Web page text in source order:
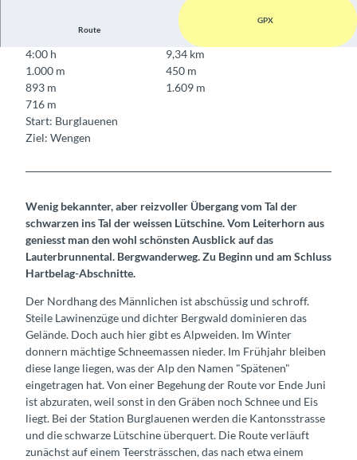
Route
GPX
4:00 h
9,34 km
1.000 m
450 m
893 m
1.609 m
716 m
Start: Burglauenen
Ziel: Wengen
Wenig bekannter, aber reizvoller Übergang vom Tal der
schwarzen ins Tal der weissen Lütschine. Vom Leiterhorn aus
geniesst man den wohl schönsten Ausblick auf das
Lauterbrunnental. Bergwanderweg. Zu Beginn und am Schluss
Hartbelag-Abschnitte.
Der Nordhang des Männlichen ist abschüssig und schroff.
Steile Lawinenzüge und dichter Bergwald dominieren das
Gelände. Doch auch hier gibt es Alpweiden. Im Winter
donnern mächtige Schneemassen nieder. Im Frühjahr bleiben
diese lange liegen, was der Alp den Namen "Spätenen"
eingetragen hat. Von einer Begehung der Route vor Ende Juni
ist abzuraten, weil sonst in den Gräben noch Schnee und Eis
liegt. Bei der Station Burglauenen werden die Kantonsstrasse
und die schwarze Lütschine überquert. Die Route verläuft
zunächst auf einem Teersträsschen, das nach etwa einem